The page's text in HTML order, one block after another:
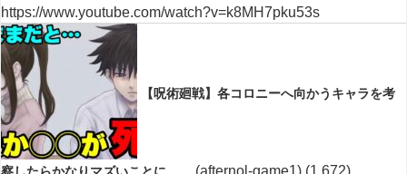
https://www.youtube.com/watch?v=k8MH7pku53s
【呪術廻戦】各コロニーへ向かうキャラを考
(afternol-game1) (1,672)